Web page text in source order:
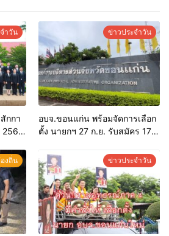
ำวัน
กกา
2569
ของ
ข่าวประจำวัน
อบจ.ขอนแก่น พร้อมจัดการเลือก
ตั้ง นายกฯ 27 ก.ย. รับสมัคร 17-
การเลือกตั้งหากคุณสมบัติครบ
มั่นใจคนใช้สิทธิ์ทะลุ 70%
งถิ่น ข่าวประจำวัน